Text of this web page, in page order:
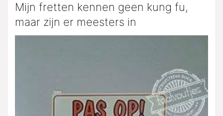
Mijn fretten kennen geen kung fu,
maar zijn er meesters in